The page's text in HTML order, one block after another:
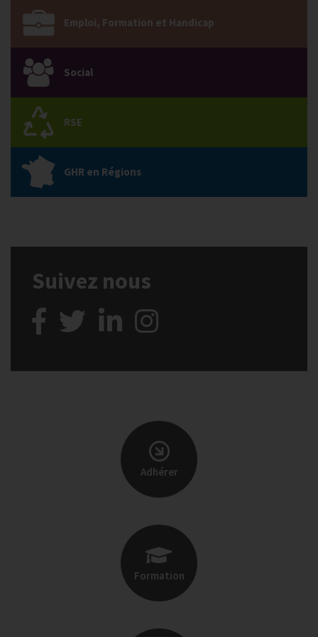
Emploi, Formation et Handicap
Social
RSE
GHR en Régions
Suivez nous
Adhérer
Formation